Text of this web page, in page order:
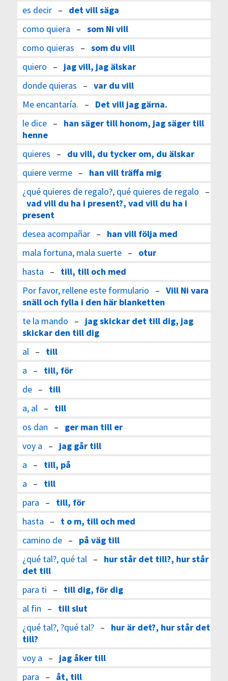
es decir– det vill säga
como quiera – som Ni vill
como quieras – som du vill
quiero – jag vill, jag älskar
donde quieras – var du vill
Me encantaría. – Det vill jag gärna.
le dice– han säger till honom, jag säger till
henne
quieres – du vill, du tycker om, du älskar
quiere verme– han vill träffa mig
¿qué quieres de regalo?, qué quieres de regalo –
vad vill du ha i present?, vad vill du ha i
present
desea acompañar– han vill följa med
mala fortuna, mala suerte– otur
hasta – till, till och med
Por favor, rellene este formulario – Vill Ni vara
snäll och fylla i den här blanketten
te la mando – jag skickar det till dig, jag
skickar den till dig
al – till
a – till, för
de– till
a, al – till
os dan – ger man till er
voy a – jag går till
a – till, på
a – till
para – till, för
hasta – t o m, till och med
camino de– på väg till
¿qué tal?, qué tal – hur står det till?, hur står
det till
para ti – till dig, för dig
al fin – till slut
¿qué tal?, ?qué tal?– hur är det?, hur står det
till?
voy a – jag åker till
para – åt, till